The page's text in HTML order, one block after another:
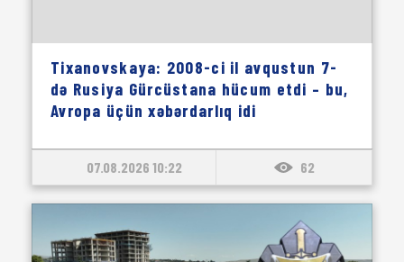
Tixanovskaya: 2008-ci il avqustun 7-
də Rusiya Gürcüstana hücum etdi – bu,
Avropa üçün xəbərdarlıq idi
07.08.2026 10:22 62